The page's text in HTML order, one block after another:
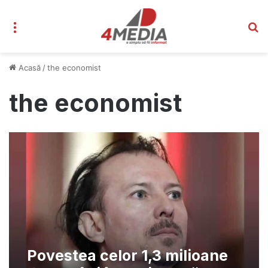
Acasă /the economist
the economist
Povestea celor 1,3 milioane